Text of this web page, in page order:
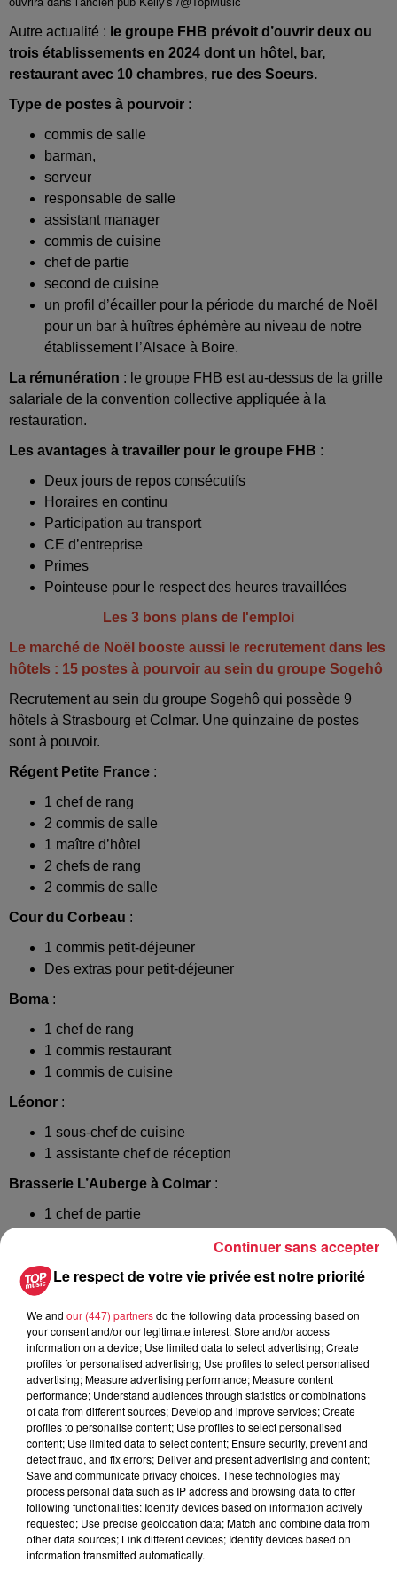
Autre actualité : le groupe FHB prévoit d’ouvrir deux ou
trois établissements en 2024 dont un hôtel, bar,
restaurant avec 10 chambres, rue des Soeurs.
Type de postes à pourvoir :
commis de salle
barman,
serveur
responsable de salle
assistant manager
commis de cuisine
chef de partie
second de cuisine
un profil d’écailler pour la période du marché de Noël
pour un bar à huîtres éphémère au niveau de notre
établissement l’Alsace à Boire.
La rémunération : le groupe FHB est au-dessus de la grille
salariale de la convention collective appliquée à la
restauration.
Les avantages à travailler pour le groupe FHB :
Deux jours de repos consécutifs
Horaires en continu
Participation au transport
CE d’entreprise
Primes
Pointeuse pour le respect des heures travaillées
Les 3 bons plans de l'emploi
Le marché de Noël booste aussi le recrutement dans les
hôtels : 15 postes à pourvoir au sein du groupe Sogehô
Recrutement au sein du groupe Sogehô qui possède 9
hôtels à Strasbourg et Colmar. Une quinzaine de postes
sont à pouvoir.
Régent Petite France :
1 chef de rang
2 commis de salle
1 maître d’hôtel
2 chefs de rang
2 commis de salle
Cour du Corbeau :
1 commis petit-déjeuner
Des extras pour petit-déjeuner
Boma :
1 chef de rang
1 commis restaurant
1 commis de cuisine
Léonor :
1 sous-chef de cuisine
1 assistante chef de réception
Brasserie L’Auberge à Colmar :
1 chef de partie
Une adresse mail pour postuler :
recrutement@sogeho.com
Un job dating dans la grande distribution
Le Super U d'Eschau organise un job dating le mardi 14
novembre à 09h00, à l'agence Pôle emploi de Lingolsheim,
pour plusieurs postes en CDI :
boulanger
boucher
conseiller-vendeur en charcuterie- traiteur - fromage
conseiller-vendeur en poissonnerie.
Venez avec votre CV. Il faut s'inscrire au préalable sur le site
dePôle Emploi.
Le secteur de la santé peine toujours à recruter des
infirmières : un job dating à la clinique Rhéna
Le respect de votre vie privée est notre priorité
We and our (447) partnersdo the following data processing based on
your consent and/or our legitimate interest: Store and/or access
information on a device; Use limited data to select advertising; Create
profiles for personalised advertising; Use profiles to select personalised
advertising; Measure advertising performance; Measure content
performance; Understand audiences through statistics or combinations
of data from different sources; Develop and improve services; Create
profiles to personalise content; Use profiles to select personalised
content; Use limited data to select content; Ensure security, prevent and
detect fraud, and fix errors; Deliver and present advertising and content;
Save and communicate privacy choices. These technologies may
process personal data such as IP address and browsing data to offer
following functionalities: Identify devices based on information actively
requested; Use precise geolocation data; Match and combine data from
other data sources; Link different devices; Identify devices based on
information transmitted automatically.
Continuer sans accepter